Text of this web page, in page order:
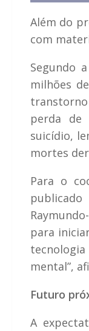
Além do
com
Segundo
milhões
perda de
suicídio,
mortes
Para o
para
mental”,
Futuro
A